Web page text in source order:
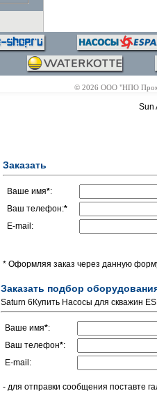
© 2026 ООО "НПО
Sun
Заказать
Ваше имя*:
Ваш телефон:*
E-mail:
* Оформляя заказ через данную
Заказать подбор
Saturn 6Купить Насосы для скважин
Ваше имя*:
Ваш телефон*:
E-mail:
- для отправки сообщения поставте